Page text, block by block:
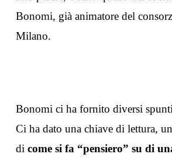
Bonomi, già animatore del
Milano.
Bonomi ci ha fornito diversi
Ci ha dato una chiave di lettura,
di come si fa “pensiero” su di